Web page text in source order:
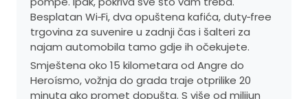
Besplatan Wi‑Fi, dva opuštena kafića, duty‑free
trgovina za suvenire u zadnji čas i šalteri za
najam automobila tamo gdje ih očekujete.
Smještena oko 15 kilometara od Angre do
Heroísmo, vožnja do grada traje otprilike 20
minuta ako promet dopušta. S više od milijun